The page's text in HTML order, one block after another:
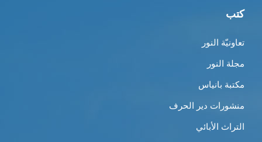
كتب
تعاونيّة النور
مجلة النور
مكتبة بانياس
منشورات دير الحرف
التراث الأبائي